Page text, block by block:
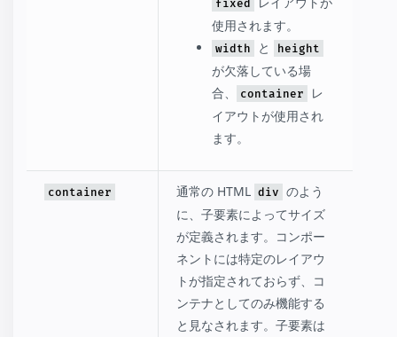
fixed
使用されます。
width と height
が欠落している場
合、
container
レ
イアウトが使用され
ます。
container 通常の HTML div のよう
に、子要素によってサイズ
が定義されます。コンポー
ネントには特定のレイアウ
トが指定されておらず、コ
ンテナとしてのみ機能する
と見なされます。子要素は